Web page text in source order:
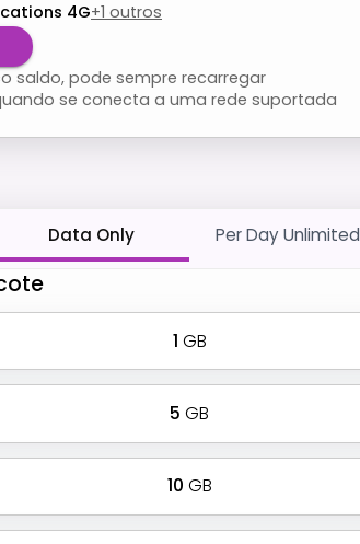
4G+1 outros
saldo, pode sempre recarregar
se conecta a uma rede suportada
Data Only Per Day Unlimited
1 GB
5 GB
10 GB